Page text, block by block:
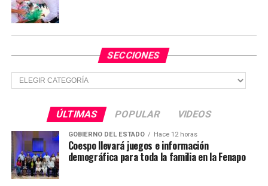
SECCIONES
Secciones
ÚLTIMAS POPULAR VIDEOS
GOBIERNO DEL ESTADO Hace 12 horas
Coespo llevará juegos e información
demográfica para toda la familia en la Fenapo